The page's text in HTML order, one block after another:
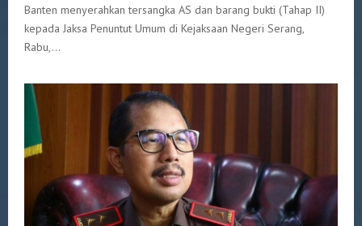
Banten menyerahkan tersangka AS dan barang bukti (Tahap II)
kepada Jaksa Penuntut Umum di Kejaksaan Negeri Serang,
Rabu,...